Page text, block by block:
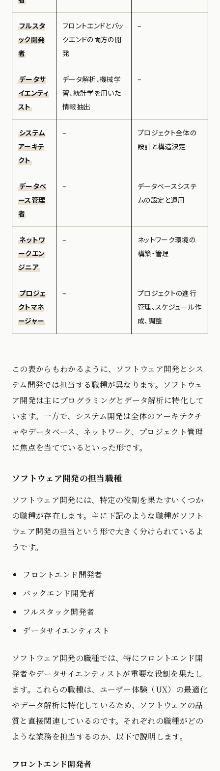
フルスタ
ック開発
者
フロントエンドとバッ
クエンドの両方の開
発
–
データサ
イエンティ
スト
データ解析、機械学
習、統計学を用いた
情報抽出
–
システム
アーキテ
クト
–
プロジェクト全体の
設計と構造決定
データベ
ース管理
者
–
データベースシステ
ムの設定と運用
ネットワ
ークエン
ジニア
–
ネットワーク環境の
構築・管理
プロジェ
クトマネ
ージャー
–
プロジェクトの進行
管理、スケジュール作
成、調整
この表からもわかるように、ソフトウェア開発とシス
テム開発では担当する職種が異なります。ソフトウェ
ア開発は主にプログラミングとデータ解析に特化して
います。一方で、システム開発は全体のアーキテクチ
ャやデータベース、ネットワーク、プロジェクト管理
に焦点を当てているといった形です。
ソフトウェア開発の担当職種
ソフトウェア開発には、特定の役割を果たすいくつか
の職種が存在します。主に下記のような職種がソフト
ウェア開発の担当という形で大きく分けられているよ
うです。
フロントエンド開発者
バックエンド開発者
フルスタック開発者
データサイエンティスト
ソフトウェア開発の職種では、特にフロントエンド開
発者やデータサイエンティストが重要な役割を果たし
ます。これらの職種は、ユーザー体験（UX）の最適化
やデータ解析に特化しているため、ソフトウェアの品
質と直接関連しているのです。それぞれの職種がどの
ような業務を担当するのか、以下で説明します。
フロントエンド開発者